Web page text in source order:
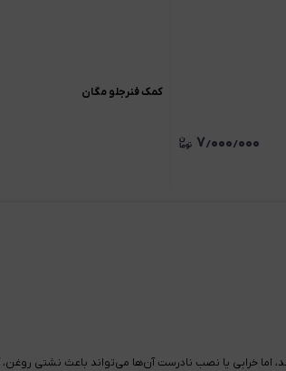
۷٫۰۰۰٫۰۰۰
کمک فنرجلو مگان
دارند، اما خرابی یا نصب نادرست آن‌ها می‌تواند باعث نشتی